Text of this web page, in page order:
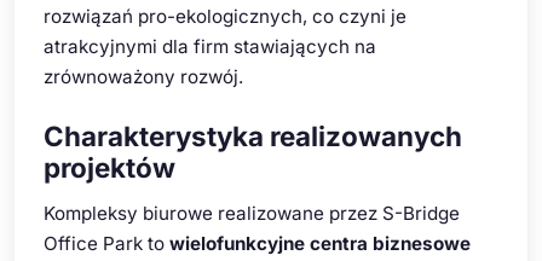
rozwiązań pro-ekologicznych, co czyni je
atrakcyjnymi dla firm stawiających na
zrównoważony rozwój.
Charakterystyka realizowanych
projektów
Kompleksy biurowe realizowane przez S-Bridge
Office Park to wielofunkcyjne centra biznesowe